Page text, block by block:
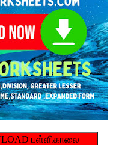
பள்ளிகாலை